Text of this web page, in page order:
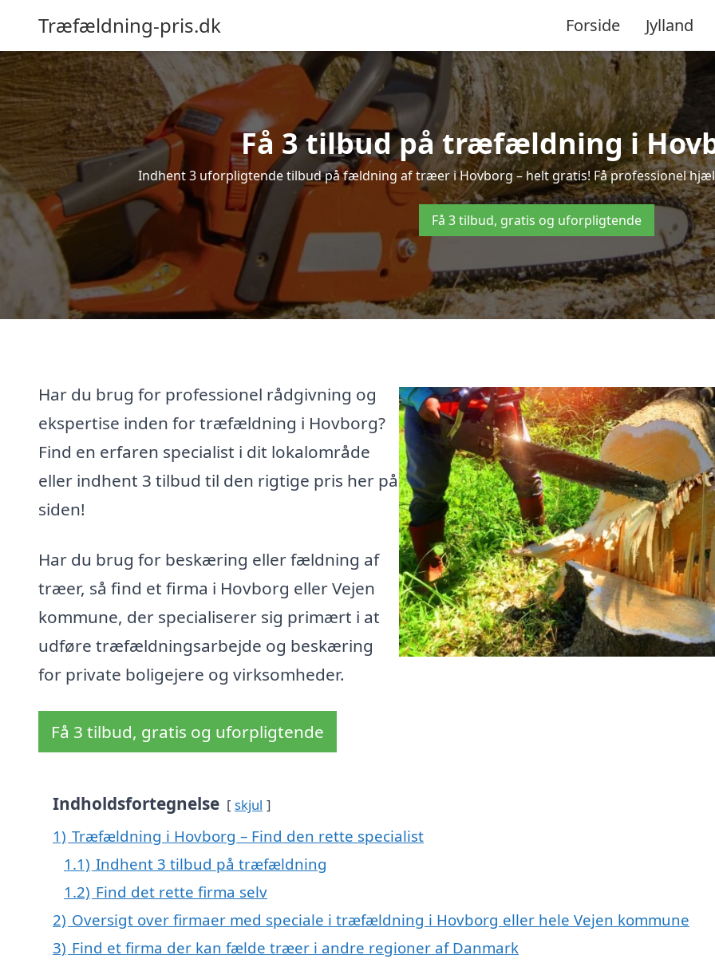
Træfældning-pris.dk Forside Jylland
Få 3 tilbud på træfældning i
Indhent 3 uforpligtende tilbud på fældning af træer i Hovborg – helt gratis! Få professionel
Få 3 tilbud, gratis og uforpligtende
Har du brug for professionel rådgivning og
ekspertise inden for træfældning i Hovborg?
Find en erfaren specialist i dit lokalområde
eller indhent 3 tilbud til den rigtige pris her på
siden!
Har du brug for beskæring eller fældning af
træer, så find et firma i Hovborg eller Vejen
kommune, der specialiserer sig primært i at
udføre træfældningsarbejde og beskæring
for private boligejere og virksomheder.
Få 3 tilbud, gratis og uforpligtende
Indholdsfortegnelse skjul
1) Træfældning i Hovborg – Find den rette specialist
1.1) Indhent 3 tilbud på træfældning
1.2) Find det rette firma selv
2) Oversigt over firmaer med speciale i træfældning i Hovborg eller hele Vejen kommune
3) Find et firma der kan fælde træer i andre regioner af Danmark